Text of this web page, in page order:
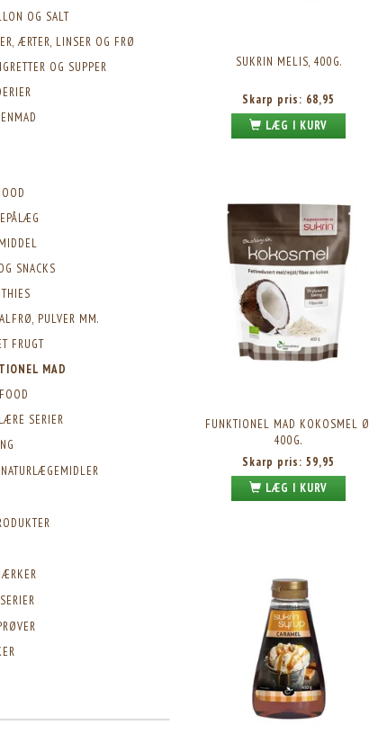
OG SALT
ÆRTER, LINSER OG FRØ
OG SUPPER
SNACKS
PULVER MM.
FRUGT
MAD
SERIER
SUKRIN MELIS, 400G.
Skarp pris: 68,95
LÆG I KURV
FUNKTIONEL MAD KOKOSMEL
400G.
Skarp pris:59,95
LÆG I KURV